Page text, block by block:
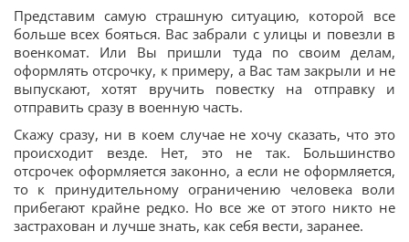
Представим самую страшную ситуацию, которой все
больше всех бояться. Вас забрали с улицы и повезли в
военкомат. Или Вы пришли туда по своим делам,
оформлять отсрочку, к примеру, а Вас там закрыли и не
выпускают, хотят вручить повестку на отправку и
отправить сразу в военную часть.
Скажу сразу, ни в коем случае не хочу сказать, что это
происходит везде. Нет, это не так. Большинство
отсрочек оформляется законно, а если не оформляется,
то к принудительному ограничению человека воли
прибегают крайне редко. Но все же от этого никто не
застрахован и лучше знать, как себя вести, заранее.